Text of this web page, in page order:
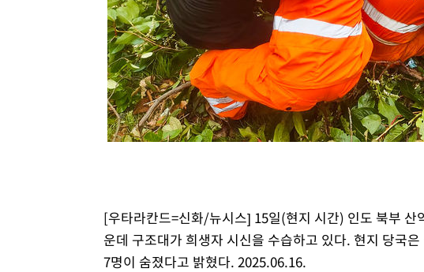
[우타라칸드=신화/뉴시스] 15일(현지 시간) 인도 북부
운데 구조대가 희생자 시신을 수습하고 있다. 현지 당국
7명이 숨졌다고 밝혔다. 2025.06.16.